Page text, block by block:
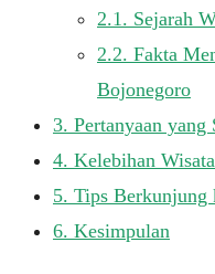
2.1. Sejarah
2.2. Fakta
Bojonegoro
3. Pertanyaan
4. Kelebihan
5. Tips Berkunjung
6. Kesimpulan